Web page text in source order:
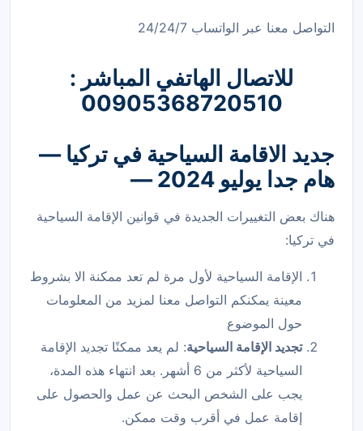
التواصل معنا عبر الواتساب 24/24/7
للاتصال الهاتفي المباشر :
00905368720510
جديد الاقامة السياحية في تركيا —
هام جدا يوليو 2024 —
هناك بعض التغييرات الجديدة في قوانين الإقامة السياحية
في تركيا:
الإقامة السياحية لأول مرة لم تعد ممكنة الا بشروط
معينة يمكنكم التواصل معنا لمزيد من المعلومات
حول الموضوع
تجديد الإقامة السياحية: لم يعد ممكنًا تجديد الإقامة
السياحية لأكثر من 6 أشهر. بعد انتهاء هذه المدة،
يجب على الشخص البحث عن عمل والحصول على
إقامة عمل في أقرب وقت ممكن.